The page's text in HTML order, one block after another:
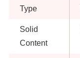
Type
Solid
Content